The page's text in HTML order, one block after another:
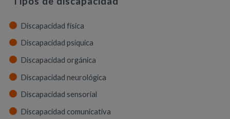
Discapacidad física
Discapacidad psíquica
Discapacidad orgánica
Discapacidad neurológica
Discapacidad sensorial
Discapacidad comunicativa